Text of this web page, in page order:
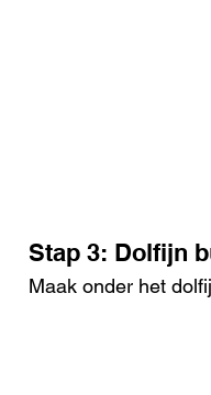
Stap 3: Dolfijn
Maak onder het